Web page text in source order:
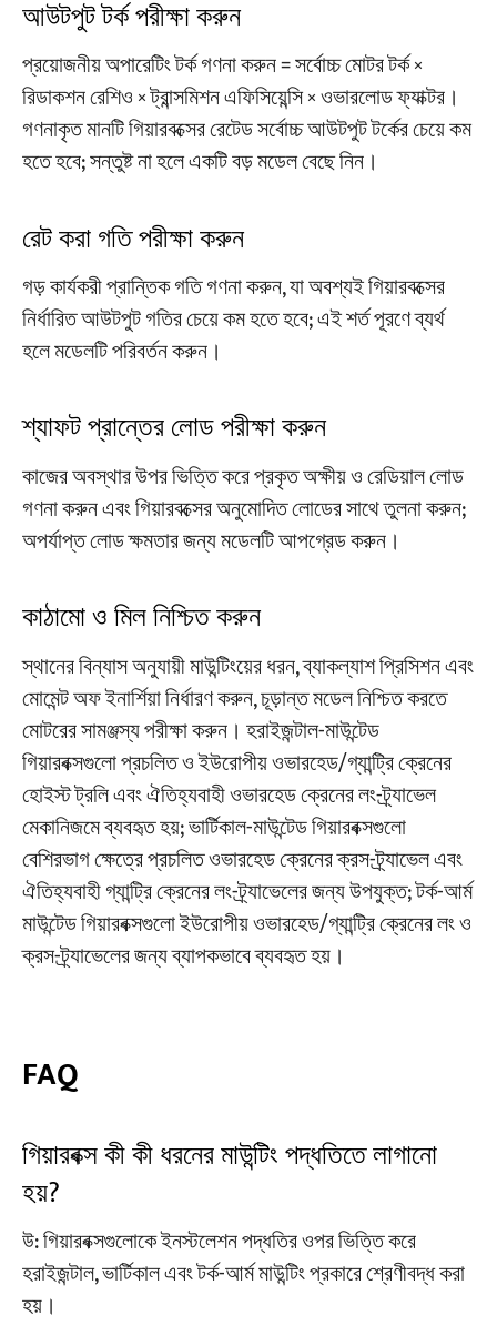
আউটপুট টর্ক পরীক্ষা করুন
প্রয়োজনীয় অপারেটিং টর্ক গণনা করুন = সর্বোচ্চ মোটর টর্ক ×
রিডাকশন রেশিও × ট্রান্সমিশন এফিসিয়েন্সি × ওভারলোড ফ্যাক্টর।
গণনাকৃত মানটি গিয়ারবক্সের রেটেড সর্বোচ্চ আউটপুট টর্কের চেয়ে কম
হতে হবে; সন্তুষ্ট না হলে একটি বড় মডেল বেছে নিন।
রেট করা গতি পরীক্ষা করুন
গড় কার্যকরী প্রান্তিক গতি গণনা করুন, যা অবশ্যই গিয়ারবক্সের
নির্ধারিত আউটপুট গতির চেয়ে কম হতে হবে; এই শর্ত পূরণে ব্যর্থ
হলে মডেলটি পরিবর্তন করুন।
শ্যাফট প্রান্তের লোড পরীক্ষা করুন
কাজের অবস্থার উপর ভিত্তি করে প্রকৃত অক্ষীয় ও রেডিয়াল লোড
গণনা করুন এবং গিয়ারবক্সের অনুমোদিত লোডের সাথে তুলনা করুন;
অপর্যাপ্ত লোড ক্ষমতার জন্য মডেলটি আপগ্রেড করুন।
কাঠামো ও মিল নিশ্চিত করুন
স্থানের বিন্যাস অনুযায়ী মাউন্টিংয়ের ধরন, ব্যাকল্যাশ প্রিসিশন এবং
মোমেন্ট অফ ইনার্শিয়া নির্ধারণ করুন, চূড়ান্ত মডেল নিশ্চিত করতে
মোটরের সামঞ্জস্য পরীক্ষা করুন। হরাইজন্টাল-মাউন্টেড
গিয়ারবক্সগুলো প্রচলিত ও ইউরোপীয় ওভারহেড/গ্যান্ট্রি ক্রেনের
হোইস্ট ট্রলি এবং ঐতিহ্যবাহী ওভারহেড ক্রেনের লং-ট্র্যাভেল
মেকানিজমে ব্যবহৃত হয়; ভার্টিকাল-মাউন্টেড গিয়ারবক্সগুলো
বেশিরভাগ ক্ষেত্রে প্রচলিত ওভারহেড ক্রেনের ক্রস-ট্র্যাভেল এবং
ঐতিহ্যবাহী গ্যান্ট্রি ক্রেনের লং-ট্র্যাভেলের জন্য উপযুক্ত; টর্ক-আর্ম
মাউন্টেড গিয়ারবক্সগুলো ইউরোপীয় ওভারহেড/গ্যান্ট্রি ক্রেনের লং ও
ক্রস-ট্র্যাভেলের জন্য ব্যাপকভাবে ব্যবহৃত হয়।
FAQ
গিয়ারবক্স কী কী ধরনের মাউন্টিং পদ্ধতিতে লাগানো
হয়?
উ: গিয়ারবক্সগুলোকে ইনস্টলেশন পদ্ধতির ওপর ভিত্তি করে
হরাইজন্টাল, ভার্টিকাল এবং টর্ক-আর্ম মাউন্টিং প্রকারে শ্রেণীবদ্ধ করা
হয়।